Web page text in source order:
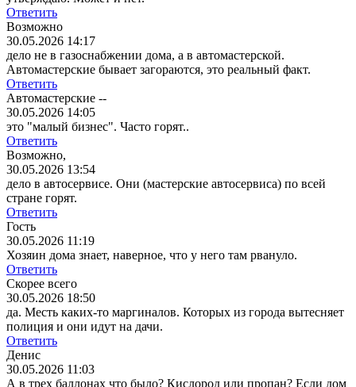
Ответить
Возможно
30.05.2026 14:17
дело не в газоснабжении дома, а в автомастерской.
Автомастерские бывает загораются, это реальный факт.
Ответить
Автомастерские --
30.05.2026 14:05
это "малый бизнес". Часто горят..
Ответить
Возможно,
30.05.2026 13:54
дело в автосервисе. Они (мастерские автосервиса) по всей
стране горят.
Ответить
Гость
30.05.2026 11:19
Хозяин дома знает, наверное, что у него там рвануло.
Ответить
Скорее всего
30.05.2026 18:50
да. Месть каких-то маргиналов. Которых из города вытесняет
полиция и они идут на дачи.
Ответить
Денис
30.05.2026 11:03
А в трех баллонах что было? Кислород или пропан? Если дом